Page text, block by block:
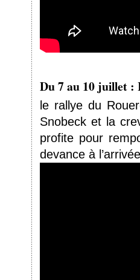
Du 7 au 10 juillet :
le rallye du
Snobeck et la
profite pour
devance à